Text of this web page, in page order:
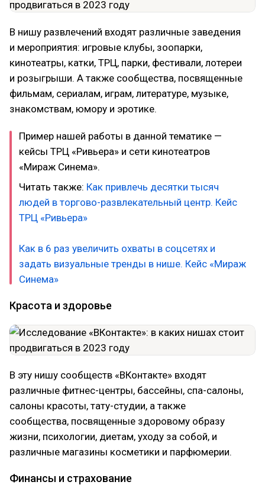
В нишу развлечений входят различные заведения
и мероприятия: игровые клубы, зоопарки,
кинотеатры, катки, ТРЦ, парки, фестивали, лотереи
и розыгрыши. А также сообщества, посвященные
фильмам, сериалам, играм, литературе, музыке,
знакомствам, юмору и эротике.
Пример нашей работы в данной тематике —
кейсы ТРЦ «Ривьера» и сети кинотеатров
«Мираж Синема».
Читать также: Как привлечь десятки тысяч
людей в торгово-развлекательный центр. Кейс
ТРЦ «Ривьера»
Как в 6 раз увеличить охваты в соцсетях и
задать визуальные тренды в нише. Кейс «Мираж
Синема»
Красота и здоровье
В эту нишу сообществ «ВКонтакте» входят
различные фитнес-центры, бассейны, спа-салоны,
салоны красоты, тату-студии, а также
сообщества, посвященные здоровому образу
жизни, психологии, диетам, уходу за собой, и
различные магазины косметики и парфюмерии.
Финансы и страхование